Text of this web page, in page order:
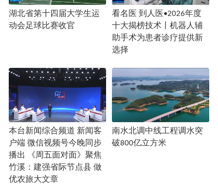
湖北省第十四届大学生运
动会足球比赛收官
看名医 到人医•2026年度
十大揭榜技术丨机器人辅
助手术为患者诊疗提供新
选择
本台新闻综合频道 新闻客
户端 微信视频号今晚同步
播出 《周五面对面》聚焦
竹溪：建强省际节点县 做
优农旅大文章
南水北调中线工程调水突
破800亿立方米